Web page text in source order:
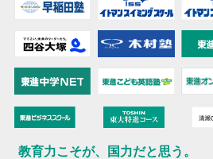
教育力こそが、国力だと思う。